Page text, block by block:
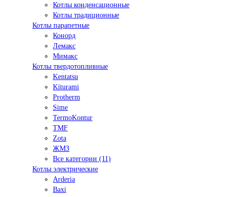
Котлы конденсационные
Котлы традиционные
Котлы парапетные
Конорд
Лемакс
Мимакс
Котлы твердотопливные
Kentatsu
Kiturami
Protherm
Sime
TermoKontur
TMF
Zota
ЖМЗ
Все категории (11)
Котлы электрические
Arderia
Baxi